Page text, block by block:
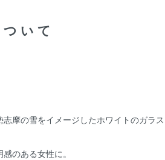
いて
摩の雪をイメージしたホワイトのガラス
のある女性に。